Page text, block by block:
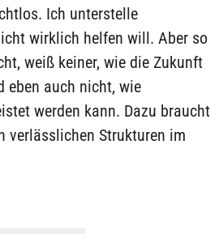
Ich unterstelle
wirklich helfen will. Aber so
weiß keiner, wie die Zukunft
eben auch nicht, wie
werden kann. Dazu braucht
verlässlichen Strukturen im